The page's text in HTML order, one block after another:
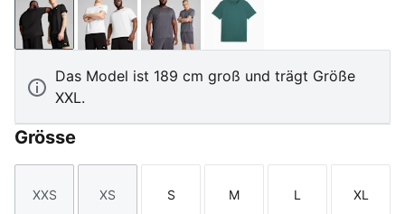
PUMA BlackPUMA WhiteGalactic Gray
Das Model ist 189 cm groß und trägt Größe
XXL.
Grösse
Größe
XXS
Größe
XS
Größe
S
Größe
M
Größe
L
Größe
XL